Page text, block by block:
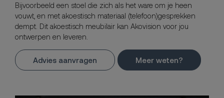
Bijvoorbeeld een stoel die zich als het ware om je heen
vouwt, en met akoestisch materiaal (telefoon)gesprekken
dempt. Dit akoestisch meubilair kan Akovision voor jou
ontwerpen en leveren.
Advies aanvragen Meer weten?